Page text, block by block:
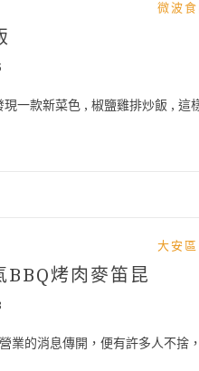
微波食
一款新菜色 , 椒鹽雞排炒飯 ,
大安區
烤肉麥笛昆
業的消息傳開，便有許多人不捨